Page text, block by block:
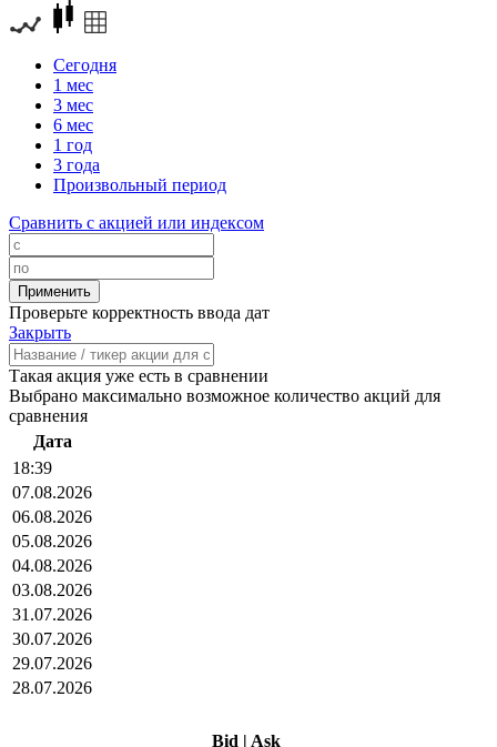
Сегодня
1 мес
3 мес
6 мес
1 год
3 года
Произвольный период
Сравнить с акцией или индексом
Проверьте корректность ввода дат
Закрыть
Такая акция уже есть в сравнении
Выбрано максимально возможное количество акций для
сравнения
Дата
18:39
07.08.2026
06.08.2026
05.08.2026
04.08.2026
03.08.2026
31.07.2026
30.07.2026
29.07.2026
28.07.2026
Bid | Ask